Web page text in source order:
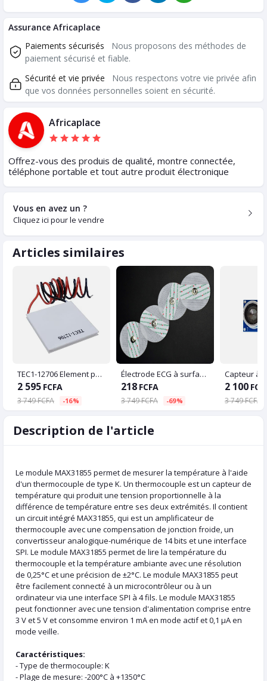
Assurance Africaplace
Paiements sécurisés
Nous proposons des méthodes de
paiement sécurisé et fiable.
Sécurité et vie privée
Nous respectons votre vie privée afin
que vos données personnelles soient en sécurité.
Africaplace
Offrez-vous des produis de qualité, montre connectée,
téléphone portable et tout autre produit électronique
Vous en avez un ?
Cliquez ici pour le vendre
Articles similaires
TEC1-12706 Element peltier
2 595 FCFA
3 749 FCFA -16%
Électrode ECG à surface jetable
218 FCFA
3 749 FCFA -69%
2 100
3 749 FCFA
Description de l'article
Le module MAX31855 permet de mesurer la température à l'aide
d'un thermocouple de type K. Un thermocouple est un capteur de
température qui produit une tension proportionnelle à la
différence de température entre ses deux extrémités. Il contient
un circuit intégré MAX31855, qui est un amplificateur de
thermocouple avec une compensation de jonction froide, un
convertisseur analogique-numérique de 14 bits et une interface
SPI. Le module MAX31855 permet de lire la température du
thermocouple et la température ambiante avec une résolution
de 0,25°C et une précision de ±2°C. Le module MAX31855 peut
être facilement connecté à un microcontrôleur ou à un
ordinateur via une interface SPI à 4 fils. Le module MAX31855
peut fonctionner avec une tension d'alimentation comprise entre
3 V et 5 V et consomme environ 1 mA en mode actif et 0,1 µA en
mode veille.
Caractéristiques:
- Type de thermocouple: K
- Plage de mesure: -200°C à +1350°C